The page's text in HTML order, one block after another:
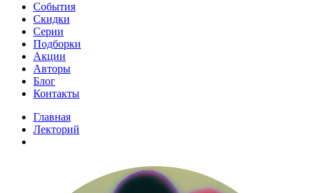
События
Скидки
Серии
Подборки
Акции
Авторы
Блог
Контакты
Главная
Лекторий